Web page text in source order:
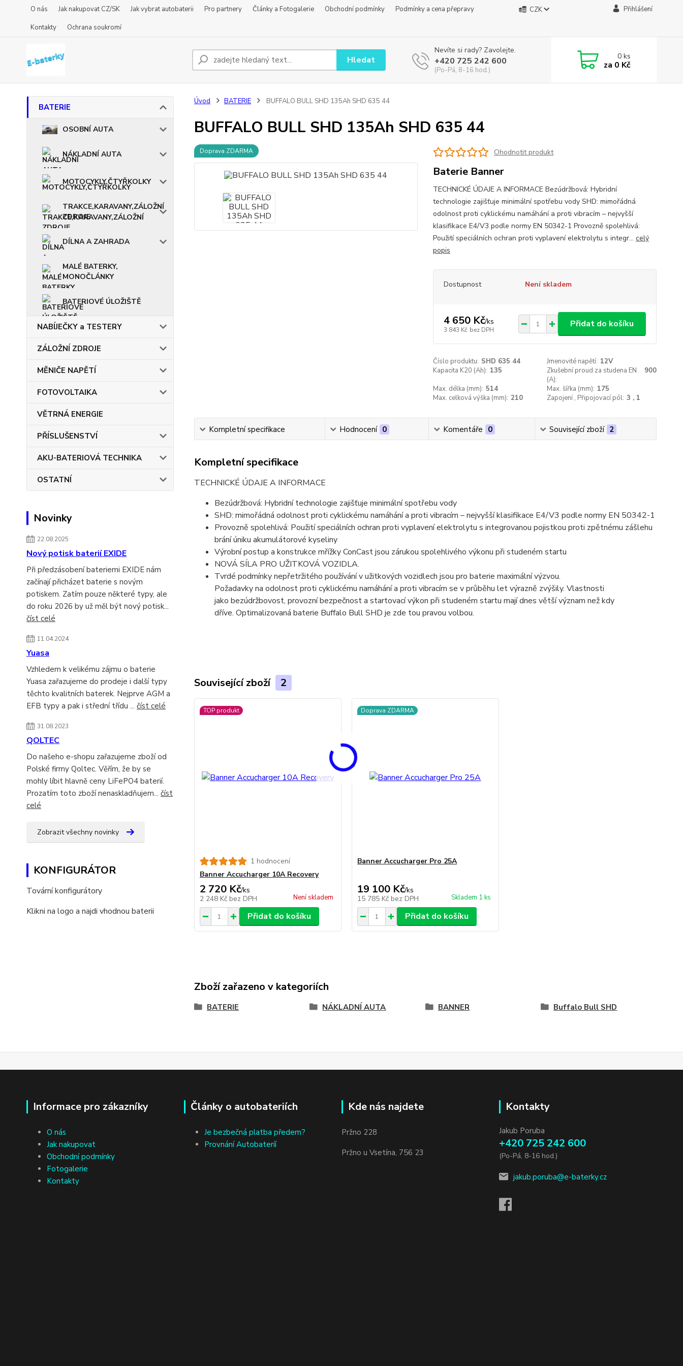
O nás Jak nakupovat CZ/SK Jak vybrat autobaterii Pro partnery Články a Fotogalerie Obchodní podmínky
Podmínky a cena přepravy
Kontakty
Ochrana soukromí
CZK Přihlášení
Hledat
Nevíte si rady? Zavolejte.
+420 725 242 600
(Po-Pá, 8-16 hod.)
0ks
za 0 Kč
BATERIE
OSOBNÍ AUTA
NÁKLADNÍ AUTA
MOTOCYKLY,ČTYŘKOLKY
TRAKCE,KARAVANY,ZÁLOŽNÍ
ZDROJE
DÍLNA A ZAHRADA
MALÉ BATERKY,
MONOČLÁNKY
BATERIOVÉ ÚLOŽIŠTĚ
NABÍJEČKY a TESTERY
ZÁLOŽNÍ ZDROJE
MĚNIČE NAPĚTÍ
FOTOVOLTAIKA
VĚTRNÁ ENERGIE
PŘÍSLUŠENSTVÍ
AKU-BATERIOVÁ TECHNIKA
OSTATNÍ
Novinky
22.08.2025
Nový potisk baterií EXIDE
Při předzásobení bateriemi EXIDE nám
začínají přicházet baterie s novým
potiskem. Zatím pouze některé typy, ale
do roku 2026 by už měl být nový potisk...
číst celé
11.04.2024
Yuasa
Vzhledem k velikému zájmu o baterie
Yuasa zařazujeme do prodeje i další typy
těchto kvalitních baterek. Nejprve AGM a
EFB typy a pak i střední třídu ... číst celé
31.08.2023
QOLTEC
Do našeho e-shopu zařazujeme zboží od
Polské firmy Qoltec. Věřím, že by se
mohly líbit hlavně ceny LiFePO4 baterií.
Prozatím toto zboží nenaskladňujem... číst
celé
Zobrazit všechny novinky
KONFIGURÁTOR
Tovární konfigurátory
Klikni na logo a najdi vhodnou baterii
Úvod BATERIE BUFFALO BULL SHD 135Ah SHD 635 44
BUFFALO BULL SHD 135Ah SHD 635 44
Doprava ZDARMA Ohodnotit produkt
Baterie Banner
TECHNICKÉ ÚDAJE A INFORMACE Bezúdržbová: Hybridní
technologie zajišťuje minimální spotřebu vody SHD: mimořádná
odolnost proti cyklickému namáhání a proti vibracím – nejvyšší
klasifikace E4/V3 podle normy EN 50342-1 Provozně spolehlivá:
Použití speciálních ochran proti vyplavení elektrolytu s integr... celý
popis
Dostupnost Není skladem
4 650 Kč/ks
3 843 Kč bez DPH
Přidat do košíku
Číslo produktu: SHD 635 44 Jmenovité napětí: 12V
Kapacita K20 (Ah): 135
Zkušební proud za studena EN
(A):
900
Max. délka (mm): 514 Max. šířka (mm): 175
Max. celková výška (mm): 210 Zapojení , Připojovací pól: 3 , 1
Kompletní specifikace Hodnocení 0 Komentáře 0 Související zboží 2
Kompletní specifikace
TECHNICKÉ ÚDAJE A INFORMACE
Bezúdržbová: Hybridní technologie zajišťuje minimální spotřebu vody
SHD: mimořádná odolnost proti cyklickému namáhání a proti vibracím – nejvyšší klasifikace E4/V3 podle normy EN 50342-1
Provozně spolehlivá: Použití speciálních ochran proti vyplavení elektrolytu s integrovanou pojistkou proti zpětnému zášlehu
brání úniku akumulátorové kyseliny
Výrobní postup a konstrukce mřížky ConCast jsou zárukou spolehlivého výkonu při studeném startu
NOVÁ SÍLA PRO UŽITKOVÁ VOZIDLA.
Tvrdé podmínky nepřetržitého používání v užitkových vozidlech jsou pro baterie maximální výzvou.
Požadavky na odolnost proti cyklickému namáhání a proti vibracím se v průběhu let výrazně zvýšily. Vlastnosti
jako bezúdržbovost, provozní bezpečnost a startovací výkon při studeném startu mají dnes větší význam než kdy
dříve. Optimalizovaná baterie Buffalo Bull SHD je zde tou pravou volbou.
Související zboží 2
TOP produkt
1 hodnocení
Banner Accucharger 10A Recovery
2 720 Kč/ks
2 248 Kč bez DPH Není skladem
Přidat do košíku
Doprava ZDARMA
Banner Accucharger Pro 25A
19 100 Kč/ks
15 785 Kč bez DPH Skladem 1 ks
Přidat do košíku
Zboží zařazeno v kategoriích
BATERIE NÁKLADNÍ AUTA BANNER Buffalo Bull SHD
Informace pro zákazníky
O nás
Jak nakupovat
Obchodní podmínky
Fotogalerie
Kontakty
Články o autobateriích
Je bezbečná platba předem?
Provnání Autobateríí
Kde nás najdete
Pržno 228
Pržno u Vsetína, 756 23
Kontakty
Jakub Poruba
+420 725 242 600
(Po-Pá, 8-16 hod.)
jakub.poruba@e-baterky.cz